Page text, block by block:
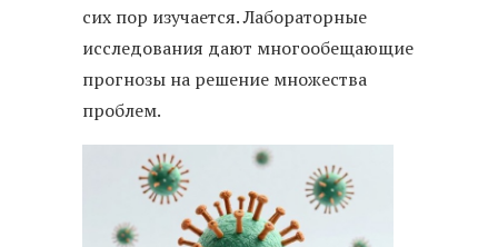
сих пор изучается. Лабораторные
исследования дают многообещающие
прогнозы на решение множества
проблем.